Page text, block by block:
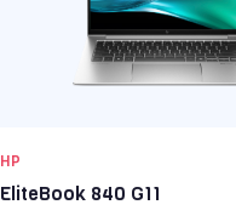
HP
EliteBook 840 G11